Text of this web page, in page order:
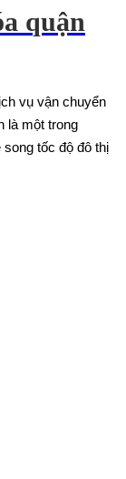
quận
vụ vận chuyển
là một trong
tốc độ đô thị